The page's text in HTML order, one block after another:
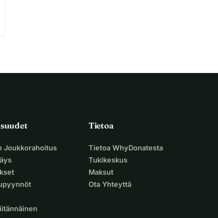
Joukkorahoitus
Tietoa
Tietoa WhyDonatesta
Tukikeskus
Maksut
Ota Yhteyttä